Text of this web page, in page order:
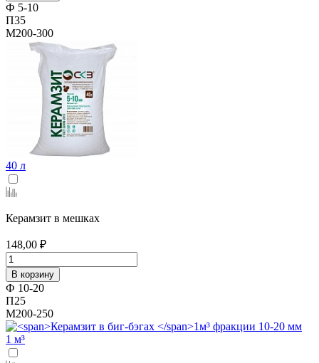
Ф 5-10
П35
М200-300
40 л
Керамзит в мешках
148,00 ₽
В корзину
Ф 10-20
П25
М200-250
1 м³